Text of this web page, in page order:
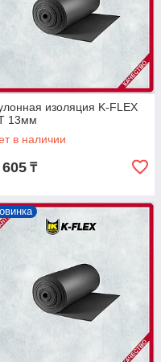
изоляция K-FLEX
13мм
в наличии
₸